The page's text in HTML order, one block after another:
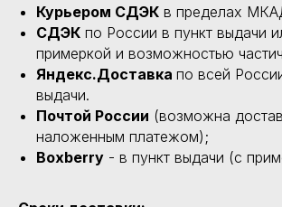
Курьером СДЭК в пределах
СДЭК по России в пункт выдачи
примеркой и возможностью
Яндекс.Доставка по всей
выдачи.
Почтой России (возможна
наложенным платежом);
Boxberry - в пункт выдачи (с